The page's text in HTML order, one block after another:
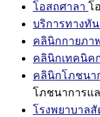
โอสถศาลา โ
บริการทางทั
คลินิกกายภา
คลินิกเทคนิค
คลินิกโภชนา
โภชนาการแ
โรงพยาบาลสั